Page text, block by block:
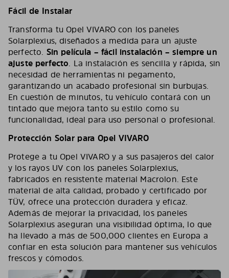
Fácil de Instalar
Transforma tu Opel VIVARO con los paneles
Solarplexius, diseñados a medida para un ajuste
perfecto. Sin película – fácil instalación – siempre un
ajuste perfecto. La instalación es sencilla y rápida, sin
necesidad de herramientas ni pegamento,
garantizando un acabado profesional sin burbujas.
En cuestión de minutos, tu vehículo contará con un
tintado que mejora tanto su estilo como su
funcionalidad, ideal para uso personal o profesional.
Protección Solar para Opel VIVARO
Protege a tu Opel VIVARO y a sus pasajeros del calor
y los rayos UV con los paneles Solarplexius,
fabricados en resistente material Macrolon. Este
material de alta calidad, probado y certificado por
TÜV, ofrece una protección duradera y eficaz.
Además de mejorar la privacidad, los paneles
Solarplexius aseguran una visibilidad óptima, lo que
ha llevado a más de 500,000 clientes en Europa a
confiar en esta solución para mantener sus vehículos
frescos y cómodos.